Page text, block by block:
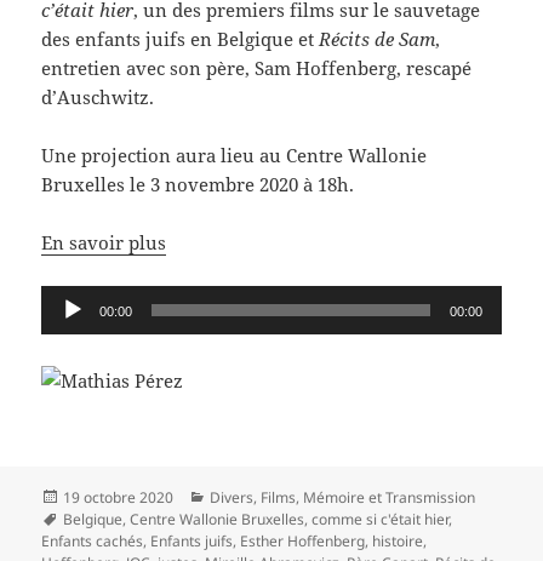
c’était hier, un des premiers films sur le sauvetage
des enfants juifs en Belgique etRécits de Sam,
entretien avec son père, Sam Hoffenberg, rescapé
d’Auschwitz.
Une projection aura lieu au Centre Wallonie
Bruxelles le 3 novembre 2020 à 18h.
En savoir plus
Lecteur
audio
00:00 00:00
Publié
le
19 octobre 2020 Catégories
Divers, Films, Mémoire et Transmission
Mots-
clés
Belgique,Centre Wallonie Bruxelles,comme si c'était hier,
Enfants cachés, Enfants juifs, Esther Hoffenberg, histoire,